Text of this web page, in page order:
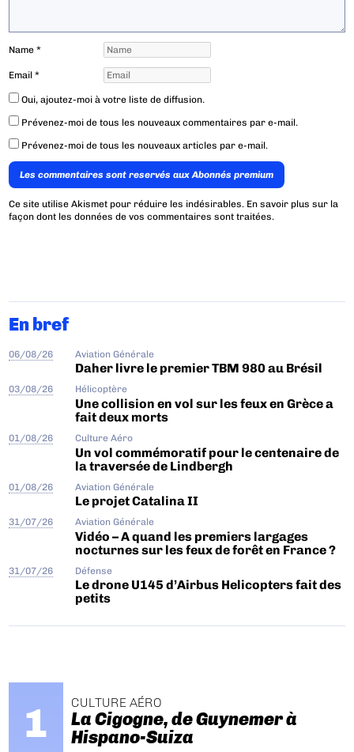
Name*
Email*
Oui, ajoutez-moi à votre liste de diffusion.
Prévenez-moi de tous les nouveaux commentaires par e-mail.
Prévenez-moi de tous les nouveaux articles par e-mail.
Les commentaires sont reservés aux Abonnés premium
Ce site utilise Akismet pour réduire les indésirables. En savoir plus sur la
façon dont les données de vos commentaires sont traitées.
En bref
06/08/26 Aviation Générale
Daher livre le premier TBM 980 au Brésil
03/08/26 Hélicoptère
Une collision en vol sur les feux en Grèce a
fait deux morts
01/08/26 Culture Aéro
Un vol commémoratif pour le centenaire de
la traversée de Lindbergh
01/08/26 Aviation Générale
Le projet Catalina II
31/07/26 Aviation Générale
Vidéo – A quand les premiers largages
nocturnes sur les feux de forêt en France ?
31/07/26 Défense
Le drone U145 d’Airbus Helicopters fait des
petits
CULTURE AÉRO
La Cigogne, de Guynemer à
Hispano-Suiza